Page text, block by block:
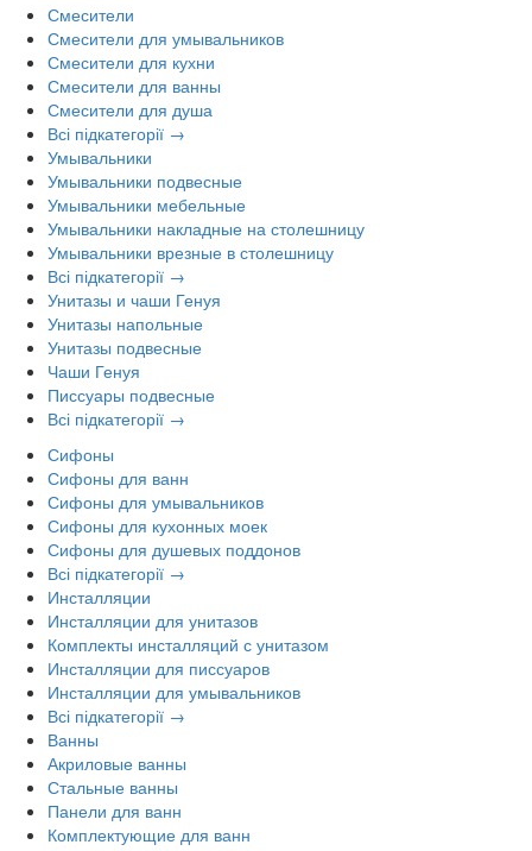
Смесители
Смесители для умывальников
Смесители для кухни
Смесители для ванны
Смесители для душа
Всі підкатегорії →
Умывальники
Умывальники подвесные
Умывальники мебельные
Умывальники накладные на столешницу
Умывальники врезные в столешницу
Всі підкатегорії →
Унитазы и чаши Генуя
Унитазы напольные
Унитазы подвесные
Чаши Генуя
Писсуары подвесные
Всі підкатегорії →
Сифоны
Сифоны для ванн
Сифоны для умывальников
Сифоны для кухонных моек
Сифоны для душевых поддонов
Всі підкатегорії →
Инсталляции
Инсталляции для унитазов
Комплекты инсталляций с унитазом
Инсталляции для писсуаров
Инсталляции для умывальников
Всі підкатегорії →
Ванны
Акриловые ванны
Стальные ванны
Панели для ванн
Комплектующие для ванн